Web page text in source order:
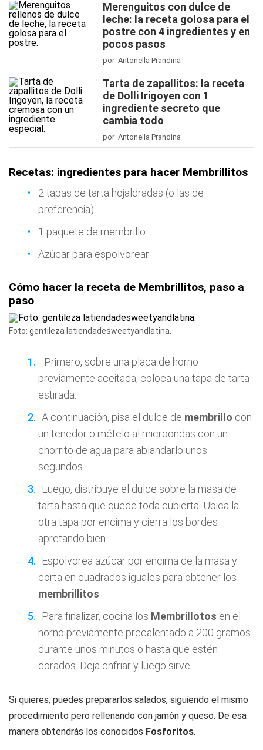
Merenguitos con dulce de
leche: la receta golosa para el
postre con 4 ingredientes y en
pocos pasos
por Antonella Prandina
Tarta de zapallitos: la receta
de Dolli Irigoyen con 1
ingrediente secreto que
cambia todo
por Antonella Prandina
Recetas: ingredientes para hacer Membrillitos
2 tapas de tarta hojaldradas (o las de
preferencia)
1 paquete de membrillo
Azúcar para espolvorear
Cómo hacer la receta de Membrillitos, paso a
paso
Foto: gentileza latiendadesweetyandlatina.
Primero, sobre una placa de horno
previamente aceitada, coloca una tapa de tarta
estirada.
A continuación, pisa el dulce de membrillo con
un tenedor o mételo al microondas con un
chorrito de agua para ablandarlo unos
segundos.
Luego, distribuye el dulce sobre la masa de
tarta hasta que quede toda cubierta. Ubica la
otra tapa por encima y cierra los bordes
apretando bien.
Espolvorea azúcar por encima de la masa y
corta en cuadrados iguales para obtener los
membrillitos
Para finalizar, cocina los Membrillotos en el
horno previamente precalentado a 200 gramos
durante unos minutos o hasta que estén
dorados. Deja enfriar y luego sirve.
Si quieres, puedes prepararlos salados, siguiendo el mismo
procedimiento pero rellenando con jamón y queso. De esa
manera obtendrás los conocidos Fosforitos.